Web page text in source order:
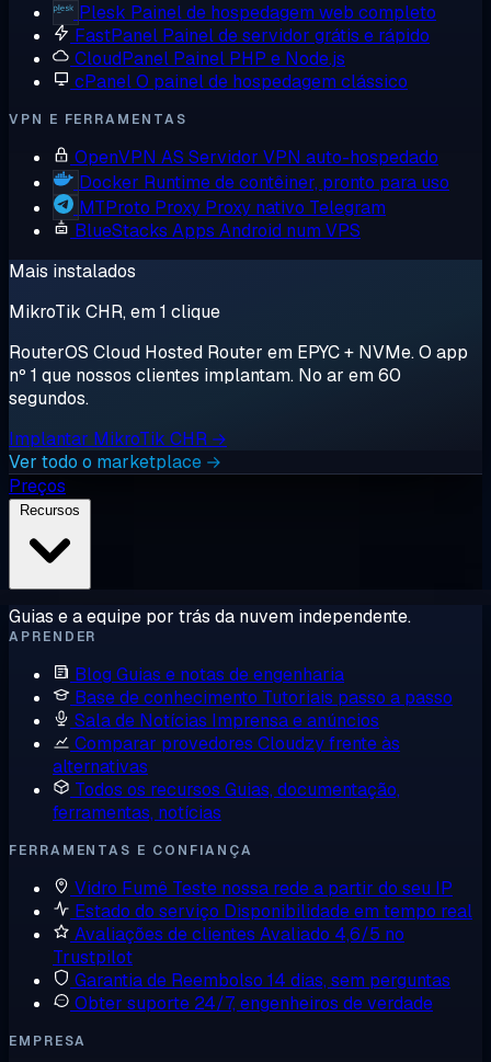
Plesk Painel de hospedagem web completo
FastPanel Painel de servidor grátis e rápido
CloudPanel Painel PHP e Node.js
cPanelO painel de hospedagem clássico
VPN E FERRAMENTAS
OpenVPN AS Servidor VPN auto-hospedado
Docker Runtime de contêiner, pronto para uso
MTProto Proxy Proxy nativo Telegram
BlueStacks Apps Android num VPS
Mais instalados
MikroTik CHR, em 1 clique
RouterOS Cloud Hosted Router em EPYC + NVMe. O app
nº 1 que nossos clientes implantam. No ar em 60
segundos.
Implantar MikroTik CHR →
Ver todo o marketplace →
Preços
Guias e a equipe por trás da nuvem independente.
APRENDER
Blog Guias e notas de engenharia
Base de conhecimento Tutoriais passo a passo
Sala de Notícias Imprensa e anúncios
Comparar provedores Cloudzy frente às
alternativas
Todos os recursos Guias, documentação,
ferramentas, notícias
FERRAMENTAS E CONFIANÇA
Vidro Fumê Teste nossa rede a partir do seu IP
Estado do serviço Disponibilidade em tempo real
Avaliações de clientes Avaliado 4,6/5 no
Trustpilot
Garantia de Reembolso 14 dias, sem perguntas
Obter suporte 24/7, engenheiros de verdade
EMPRESA